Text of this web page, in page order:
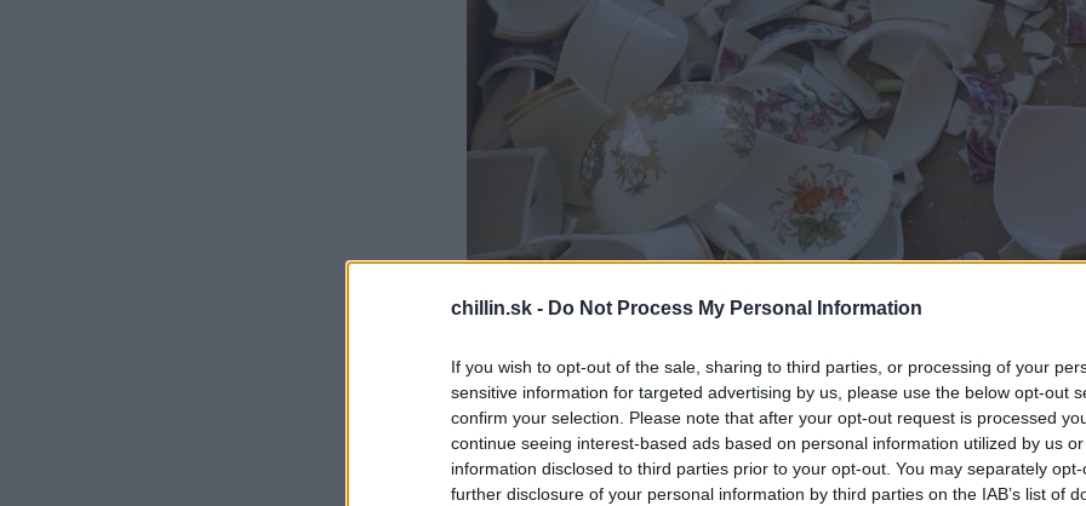
chillin.sk - Do Not Process My Personal Information
If you wish to opt-out of the sale, sharing to third parties, or processing of your
sensitive information for targeted advertising by us, please use the below opt-out
confirm your selection. Please note that after your opt-out request is processed
continue seeing interest-based ads based on personal information utilized by us
information disclosed to third parties prior to your opt-out. You may separately
further disclosure of your personal information by third parties on the IAB’s list of
2. Na zvolený podklad si rozotrite cement –
ukladať jednotlivé kúsky